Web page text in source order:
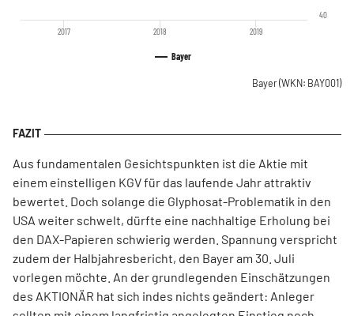
Bayer
2017 2018 2019
40
Bayer(WKN: BAY001)
Aus fundamentalen Gesichtspunkten ist die Aktie mit
einem einstelligen KGV für das laufende Jahr attraktiv
bewertet. Doch solange die Glyphosat-Problematik in den
USA weiter schwelt, dürfte eine nachhaltige Erholung bei
den DAX-Papieren schwierig werden. Spannung verspricht
zudem der Halbjahresbericht, den Bayer am 30. Juli
vorlegen möchte. An der grundlegenden Einschätzungen
des AKTIONÄR hat sich indes nichts geändert: Anleger